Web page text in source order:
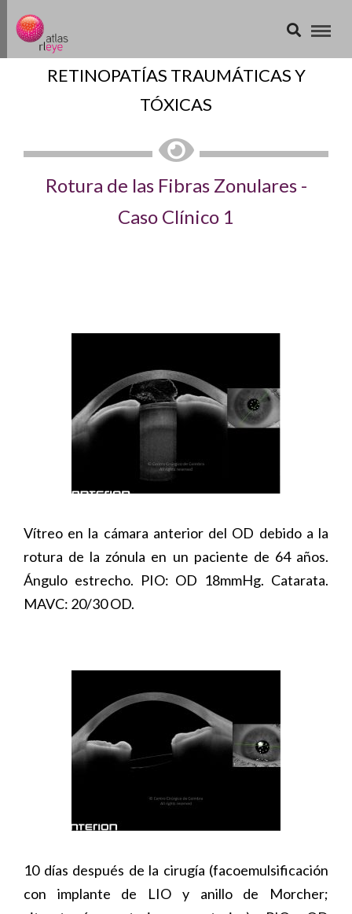
RETINOPATÍAS TRAUMÁTICAS Y
TÓXICAS
Rotura de las Fibras Zonulares -
Caso Clínico 1
Vítreo en la cámara anterior del OD debido a la
rotura de la zónula en un paciente de 64 años.
Ángulo estrecho. PIO: OD 18mmHg. Catarata.
MAVC: 20/30 OD.
10 días después de la cirugía (facoemulsificación
con implante de LIO y anillo de Morcher;